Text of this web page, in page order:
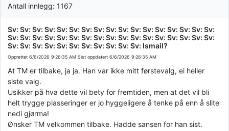
Antall innlegg: 1167
Sv: Sv: Sv: Sv: Sv: Sv: Sv: Sv: Sv: Sv: Sv: Sv: Sv: Sv: Sv: Sv: Sv:
Sv: Sv: Sv: Sv: Sv: Sv: Sv: Sv: Sv: Sv: Sv: Sv: Sv: Sv: Sv: Sv: Sv:
Sv: Sv: Sv: Sv: Sv: Sv: Sv: Sv: Sv: Sv: Sv: Ismail?
Opprettet 6/6/2026 9:26:35 AM Sist oppdatert 6/6/2026 9:26:35 AM
At TM er tilbake, ja ja. Han var ikke mitt førstevalg, ei heller
siste valg.
Usikker på hva dette vil bety for fremtiden, men at det vil bli
helt trygge plasseringer er jo hyggeligere å tenke på enn å slite
nedi gjørma!
Ønsker TM velkommen tilbake. Hadde sansen for han sist.